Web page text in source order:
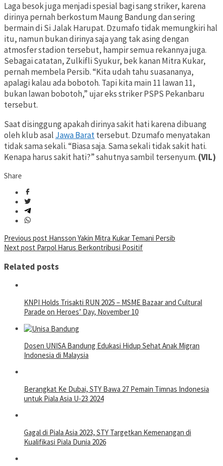
Laga besok juga menjadi spesial bagi sang striker, karena
dirinya pernah berkostum Maung Bandung dan sering
bermain di Si Jalak Harupat. Dzumafo tidak memungkiri hal
itu, namun bukan dirinya saja yang tak asing dengan
atmosfer stadion tersebut, hampir semua rekannya juga.
Sebagai catatan, Zulkifli Syukur, bek kanan Mitra Kukar,
pernah membela Persib. “Kita udah tahu suasananya,
apalagi kalau ada bobotoh. Tapi kita main 11 lawan 11,
bukan lawan bobotoh,” ujar eks striker PSPS Pekanbaru
tersebut.
Saat disinggung apakah dirinya sakit hati karena dibuang
oleh klub asal Jawa Barattersebut. Dzumafo menyatakan
tidak sama sekali. “Biasa saja. Sama sekali tidak sakit hati.
Kenapa harus sakit hati?” sahutnya sambil tersenyum. (VIL)
Share
Post
navigation
Previous post Hansson Yakin Mitra Kukar Temani Persib
Next post Parpol Harus Berkontribusi Positif
Related posts
KNPI Holds Trisakti RUN 2025 – MSME Bazaar and Cultural
Parade on Heroes’ Day, November 10
Dosen UNISA Bandung Edukasi Hidup Sehat Anak Migran
Indonesia di Malaysia
Berangkat Ke Dubai, STY Bawa 27 Pemain Timnas Indonesia
untuk Piala Asia U-23 2024
Gagal di Piala Asia 2023, STY Targetkan Kemenangan di
Kualifikasi Piala Dunia 2026